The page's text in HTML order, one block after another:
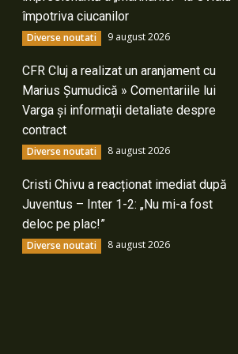
împotriva ciucanilor
Diverse noutati 9 august 2026
CFR Cluj a realizat un aranjament cu
Marius Șumudică » Comentariile lui
Varga și informații detaliate despre
contract
Diverse noutati 8 august 2026
Cristi Chivu a reacționat imediat după
Juventus – Inter 1-2: „Nu mi-a fost
deloc pe plac!”
Diverse noutati 8 august 2026